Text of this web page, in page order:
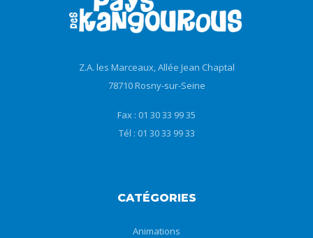
Z.A. les Marceaux, Allée Jean Chaptal
78710 Rosny-sur-Seine
Fax : 01 30 33 99 35
Tél : 01 30 33 99 33
CATÉGORIES
Animations